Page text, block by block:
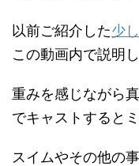
以前ご紹介した少
この動画内で説明
重みを感じながら
でキャストすると
スイムやその他の